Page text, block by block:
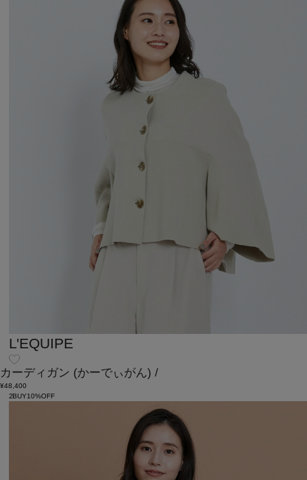
L'EQUIPE
カーディガン (かーでぃがん) /
¥48,400
2BUY10%OFF